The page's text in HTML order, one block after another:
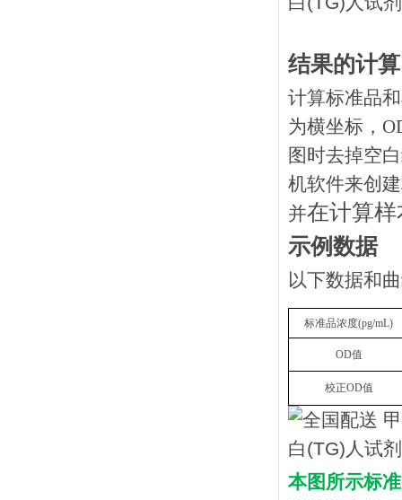
结果的计算
计算标准品
为横坐标，
图时去掉空
机软件来创
并在计算
示例数据
以下数据和
标准品浓度(pg/mL)
OD值
校正OD值
本图所示标